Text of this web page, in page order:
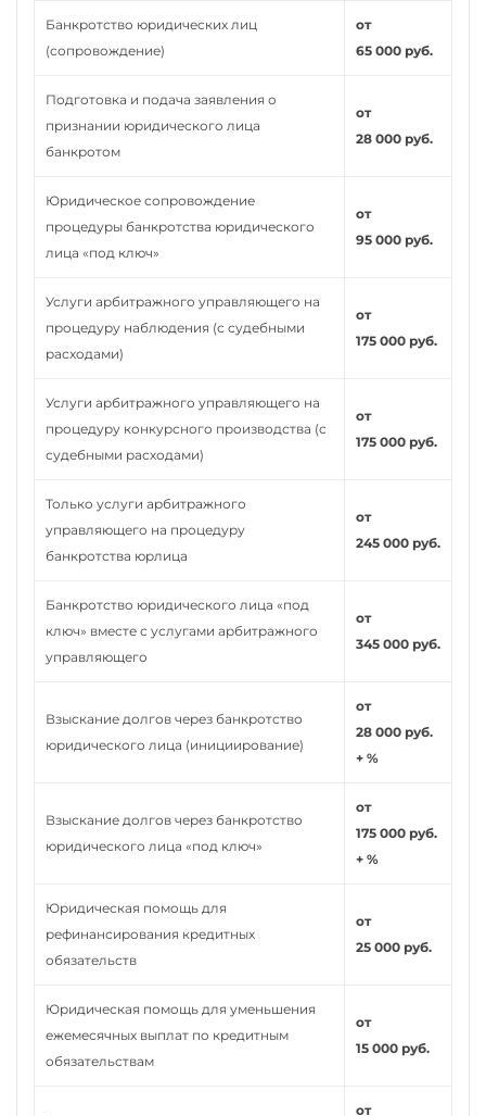
Банкротство юридических лиц
(сопровождение)
от
65 000 руб.
Подготовка и подача заявления о
признании юридического лица
банкротом
от
28 000 руб.
Юридическое сопровождение
процедуры банкротства юридического
лица «под ключ»
от
95 000 руб.
Услуги арбитражного управляющего на
процедуру наблюдения (с судебными
расходами)
от
175 000 руб.
Услуги арбитражного управляющего на
процедуру конкурсного производства (с
судебными расходами)
от
175 000 руб.
Только услуги арбитражного
управляющего на процедуру
банкротства юрлица
от
245 000 руб.
Банкротство юридического лица «под
ключ» вместе с услугами арбитражного
управляющего
от
345 000 руб.
Взыскание долгов через банкротство
юридического лица (инициирование)
от
28 000 руб.
+ %
Взыскание долгов через банкротство
юридического лица «под ключ»
от
175 000 руб.
+ %
Юридическая помощь для
рефинансирования кредитных
обязательств
от
25 000 руб.
Юридическая помощь для уменьшения
ежемесячных выплат по кредитным
обязательствам
от
15 000 руб.
от